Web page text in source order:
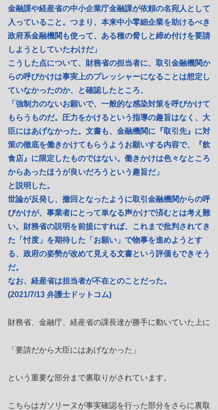
金融課や経産省の中小企業庁金融課が依頼の名宛人として
入っていること。つまり、本来中小零細企業を助けるべき
政府系金融機関も使って、ある種の脅しと締め付けを要請
しようとしていたわけだ」
こうした点について、財務省の担当者に、取引金融機関か
らの呼びかけは事実上のプレッシャーになることは想定し
ていなかったのか、と確認したところ、
「強制力のないお願いで、一般的な感染対策を呼びかけて
もらうものだ。圧力をかけるという指導の趣旨はなく、大
臣にはあげなかった。文書も、金融機関に『取引先』に対
策の徹底を働きかけてもらうようお願いする内容で、『飲
食店』に限定したものではない。働きかけは色々なところ
からあったほうが良いだろうという趣旨だ」
と説明した。
世論が反発し、撤回となったように取引金融機関からの呼
びかけが、事業者にとって単なる声かけで済むとは考え難
い。財務省の説明を前提にすれば、これまで批判されてき
た「忖度」を期待した「お願い」で物事を進めようとす
る、政府の姿勢が改めて見える文書という評価もできそう
だ。
なお、経産省は担当者が不在とのことだった。
(2021/7/13 弁護士ドットコム)
財務省、金融庁、経産省の課長達が勝手に動いていた上に
「要請だから大臣にはあげなかった」
という重要な部分まで裏取りがされています。
こちらはガソリーヌが事実確認を行った部分をさらに裏取